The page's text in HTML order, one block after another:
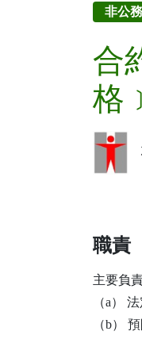
非公
合
格
職責
主要負
（a）
（b）